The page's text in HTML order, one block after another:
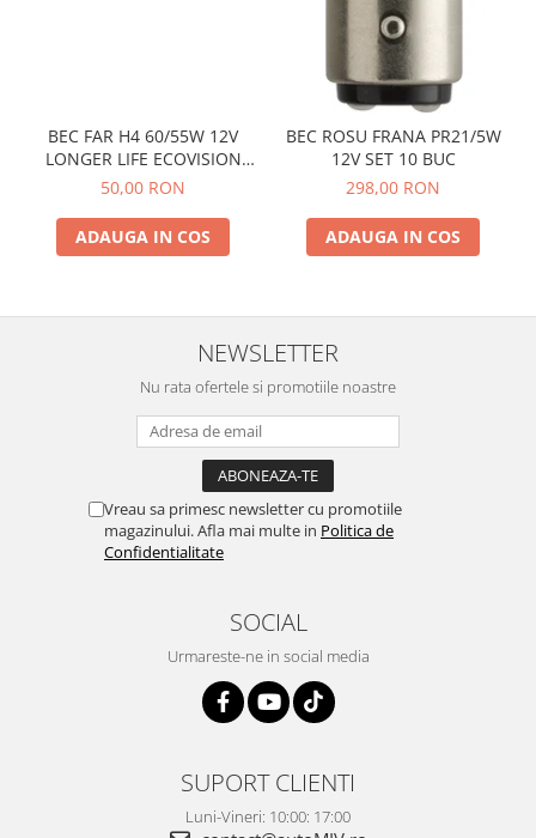
BEC FAR H4 60/55W 12V
LONGER LIFE ECOVISION
PHILIPS
50,00 RON
ADAUGA IN COS
BEC ROSU FRANA PR21/5W
12V SET 10 BUC
298,00 RON
ADAUGA IN COS
NEWSLETTER
Nu rata ofertele si promotiile noastre
Vreau sa primesc newsletter cu promotiile
magazinului. Afla mai multe in Politica de
Confidentialitate
SOCIAL
Urmareste-ne in social media
SUPORT CLIENTI
Luni-Vineri: 10:00: 17:00